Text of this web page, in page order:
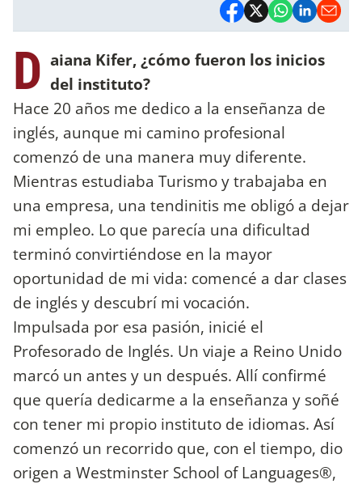
D aiana Kifer, ¿cómo fueron los inicios
del instituto?
Hace 20 años me dedico a la enseñanza de
inglés, aunque mi camino profesional
comenzó de una manera muy diferente.
Mientras estudiaba Turismo y trabajaba en
una empresa, una tendinitis me obligó a dejar
mi empleo. Lo que parecía una dificultad
terminó convirtiéndose en la mayor
oportunidad de mi vida: comencé a dar clases
de inglés y descubrí mi vocación.
Impulsada por esa pasión, inicié el
Profesorado de Inglés. Un viaje a Reino Unido
marcó un antes y un después. Allí confirmé
que quería dedicarme a la enseñanza y soñé
con tener mi propio instituto de idiomas. Así
comenzó un recorrido que, con el tiempo, dio
origen a Westminster School of Languages®,